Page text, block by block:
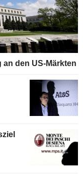
an den US-Märkten